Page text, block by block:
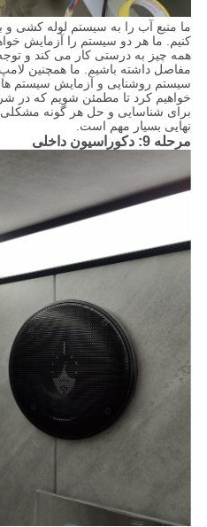
ما منبع آب را به سیستم لوله کشی
کنیم. ما هر دو سیستم را آزمایش
همه چیز به درستی کار می کند و
مفاصل داشته باشیم. ما همچنین
سیستم روشنایی و آزمایش سیستم
خواهیم کرد تا مطمئن شویم که در
برای شناسایی و حل هر گونه
نهایی بسیار مهم است.
مرحله 9: دکوراسیون داخلی